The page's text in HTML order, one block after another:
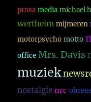
prosa media michael
wertheim mijmeren
motorpsycho motto
office Mrs. Davis
muziek
nostalgie nrc